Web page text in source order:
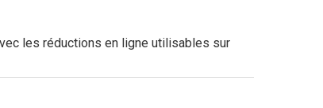
les réductions en ligne utilisables sur